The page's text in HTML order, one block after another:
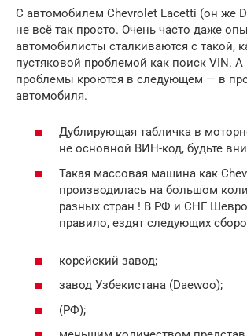
С автомобилем Chevrolet Lacetti (он же
не всё так просто. Очень часто даже
автомобилисты сталкиваются с такой,
пустяковой проблемой как поиск VIN. А
проблемы кроются в следующем — в
автомобиля.
Дублирующая табличка в
не основной ВИН-код, будьте
Такая массовая машина как
производилась на большом
разных стран ! В РФ и СНГ
правило, ездят следующих
корейский завод;
завод Узбекистана (Daewoo);
(РФ);